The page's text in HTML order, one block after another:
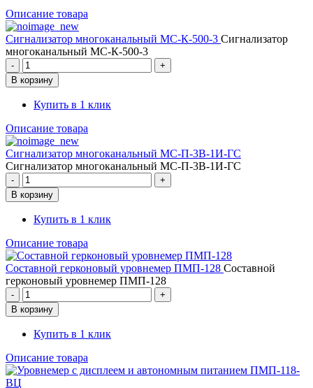
Описание товара
Сигнализатор многоканальный МС-К-500-3 Сигнализатор
многоканальный МС-К-500-3
Купить в 1 клик
Описание товара
Сигнализатор многоканальный МС-П-3В-1И-ГС
Сигнализатор многоканальный МС-П-3В-1И-ГС
Купить в 1 клик
Описание товара
Составной герконовый уровнемер ПМП-128 Составной
герконовый уровнемер ПМП-128
Купить в 1 клик
Описание товара